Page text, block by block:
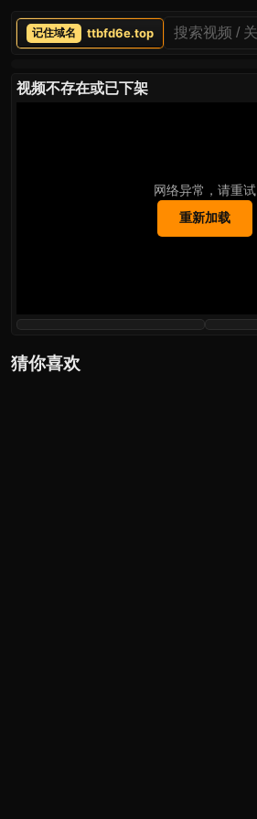
ttbfd6e.top
视频不存在或已下架
网络异常，请重试
重新加载
猜你喜欢